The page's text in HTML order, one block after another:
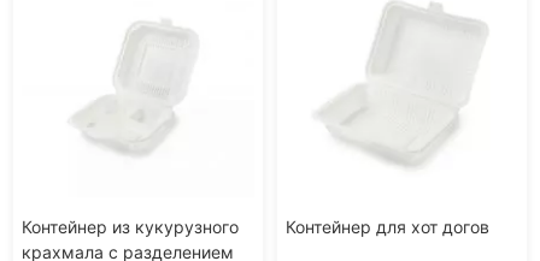
Контейнер из кукурузного
крахмала с разделением
Контейнер для хот догов